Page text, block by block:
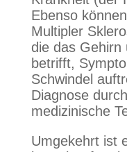
Ebenso
Multipler
die das Gehirn
betrifft,
Schwindel
Diagnose
medizinische
Umgekehrt ist